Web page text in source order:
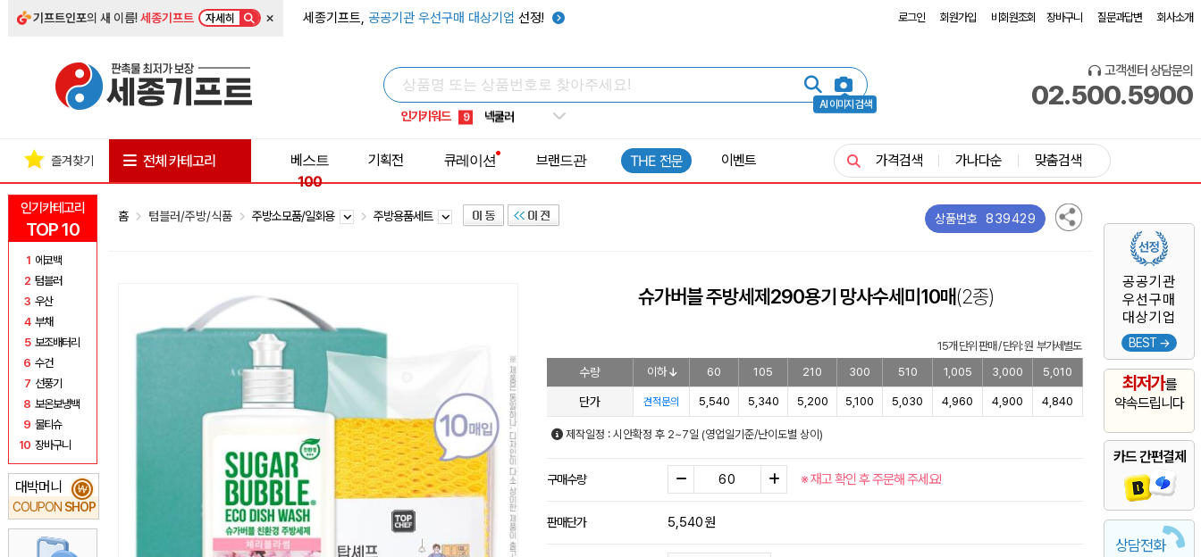
기프트인포의 새 이름!세종기프트 자세히 × 세종기프트, 공공기관 우선구매 대상기업 선정! 로그인 회원가입 비회원조회 장바구니 질문과답변 회사소개
AI 이미지 검색
인기키워드
5 키캡
8 쿨토시
9 넥쿨러
1 선풍기
고객센터 상담문의
02.500.5900
인기카테고리
TOP 10
1 에코백
2 텀블러
3 우산
4 부채
5 보조배터리
6 수건
7 선풍기
8 보온보냉백
9 물티슈
10 장바구니
대박머니
COUPON SHOP
₩
공공기관
우선구매
대상기업
BEST →
최저가를
약속드립니다
카드 간편결제
상담전화
즐겨찾기 전체 카테고리
베스트
100
기획전 큐레이션 브랜드관 THE 전문 이벤트 가격검색 가나다순 맞춤검색
홈 텀블러/주방/식품 주방소모품/일회용 주방용품세트 상품번호 839429
슈가버블 주방세제290용기 망사수세미10매(2종)
15개 단위 판매 / 단위: 원 부가세별도
수량 이하 60 105 210 300 510 1,005 3,000 5,010
단가 견적문의 5,540 5,340 5,200 5,100 5,030 4,960 4,900 4,840
제작일정 : 시안확정 후 2~7일 (영업일기준/난이도별 상이)
구매수량 ※ 재고 확인 후 주문해 주세요!
판매단가 5,540원